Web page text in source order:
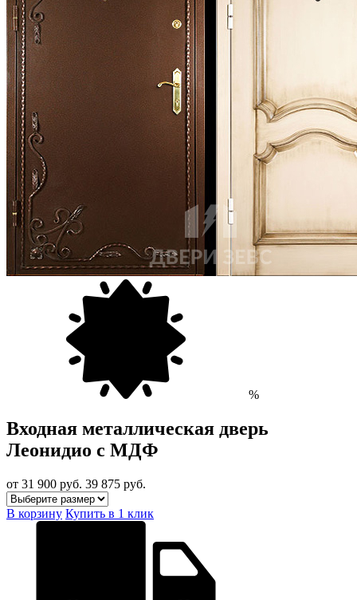
%
Входная металлическая дверь
Леонидио с МДФ
от 31 900 руб. 39 875 руб.
В корзину Купить в 1 клик